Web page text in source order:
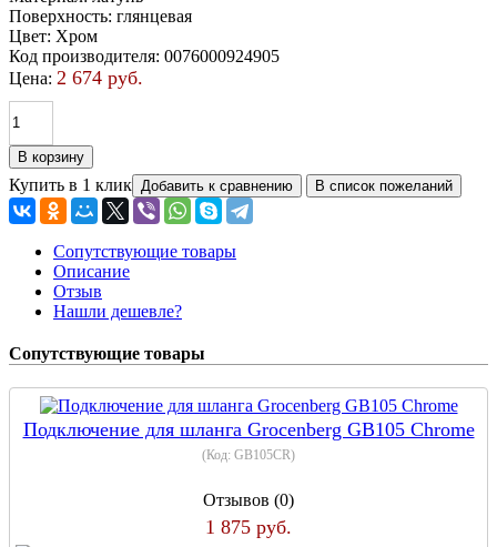
Поверхность: глянцевая
Цвет: Хром
Код производителя: 0076000924905
Цена: 2 674 руб.
Купить в 1 клик
Сопутствующие товары
Описание
Отзыв
Нашли дешевле?
Сопутствующие товары
Подключение для шланга Grocenberg GB105 Chrome
(Код: GB105CR)
Отзывов (0)
1 875 руб.